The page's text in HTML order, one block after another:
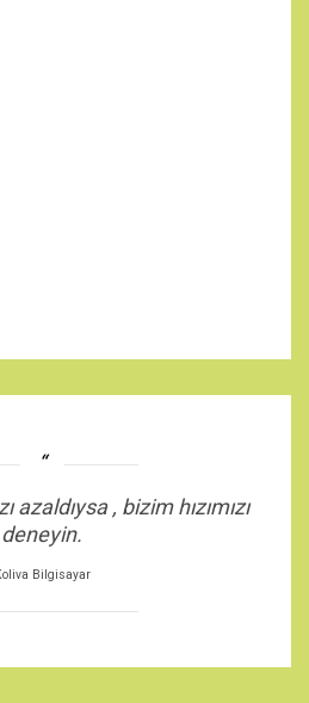
azaldıysa , bizim hızımızı
deneyin.
Bilgisayar